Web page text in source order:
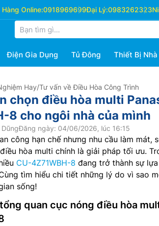
Hàng Online:0918969699Đại Lý:0983262323
Điện Gia Dụng Tủ Đông Thiết Bị Nhà
Hay/Tư vấn về Điều Hòa Công Trình
chọn điều hòa multi
8 cho ngôi nhà của mình
Đăng ngày: 04/06/2026, lúc 16:15
công hạn chế nhưng nhu cầu làm mát,
hòa multi chính là giải pháp tối ưu.
CU-4Z71WBH-8 đang trở thành sự
tìm hiểu chi tiết những lý do vì sao
sống!
quan cục nóng điều hòa